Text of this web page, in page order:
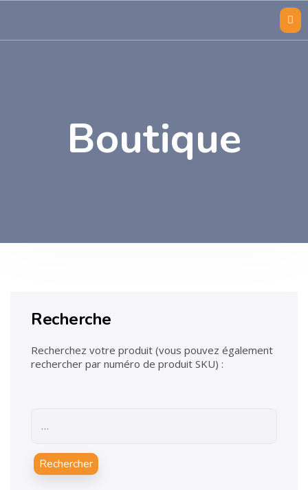
Boutique
Recherche
Recherchez votre produit (vous pouvez également
rechercher par numéro de produit SKU) :
Rechercher